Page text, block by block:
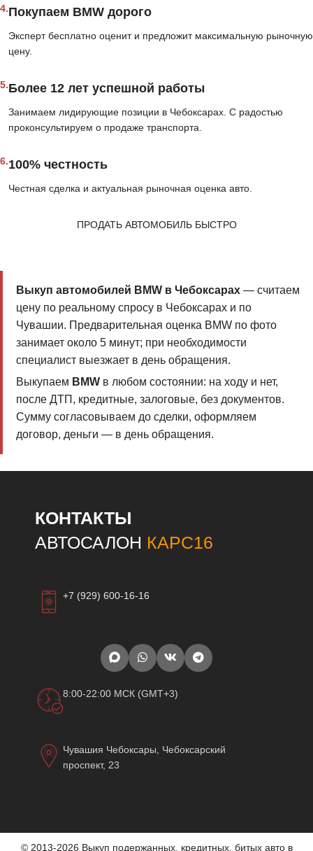
4.Покупаем BMW дорого
Эксперт бесплатно оценит и предложит максимальную рыночную
цену.
5.Более 12 лет успешной работы
Занимаем лидирующие позиции в Чебоксарах. С радостью
проконсультируем о продаже транспорта.
6.100% честность
Честная сделка и актуальная рыночная оценка авто.
ПРОДАТЬ АВТОМОБИЛЬ БЫСТРО
Выкуп автомобилей BMW в Чебоксарах— считаем
цену по реальному спросу в Чебоксарах и по
Чувашии. Предварительная оценка BMW по фото
занимает около 5 минут; при необходимости
специалист выезжает в день обращения.
Выкупаем BMWв любом состоянии: на ходу и нет,
после ДТП, кредитные, залоговые, без документов.
Сумму согласовываем до сделки, оформляем
договор, деньги — в день обращения.
КОНТАКТЫ
АВТОСАЛОН КАРС16
+7 (929) 600-16-16
8:00-22:00 МСК (GMT+3)
Чувашия Чебоксары, Чебоксарский
проспект, 23
© 2013-2026 Выкуп подержанных, кредитных, битых авто в